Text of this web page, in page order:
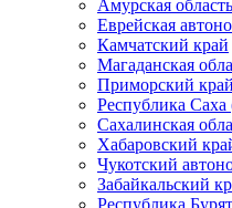
Амурская область
Еврейская
Камчатский край
Магаданская
Приморский край
Республика
Сахалинская
Хабаровский
Чукотский
Забайкальский
Республика